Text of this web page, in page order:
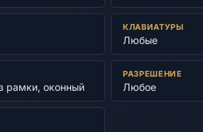
КЛАВИАТУРЫ
Любые
рамки, оконный
РАЗРЕШЕНИЕ
Любое